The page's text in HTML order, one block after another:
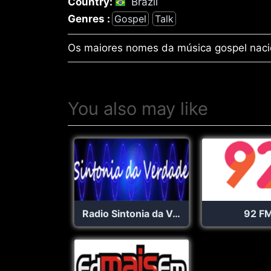
Genres : Gospel Talk
Os maiores nomes da música gospel
You also may like
Radio Sintonia da Verdade 92